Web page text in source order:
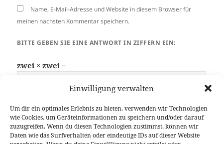
Einwilligung verwalten
Um dir ein optimales Erlebnis zu bieten, verwenden wir Technologien
wie Cookies, um Geräteinformationen zu speichern und/oder darauf
zuzugreifen. Wenn du diesen Technologien zustimmst, können wir
Daten wie das Surfverhalten oder eindeutige IDs auf dieser Website
Name, E-Mail-Adresse und Website in diesem Browser für
meinen nächsten Kommentar speichern.
BITTE GEBEN SIE EINE ANTWORT IN ZIFFERN EIN:
zwei × zwei =